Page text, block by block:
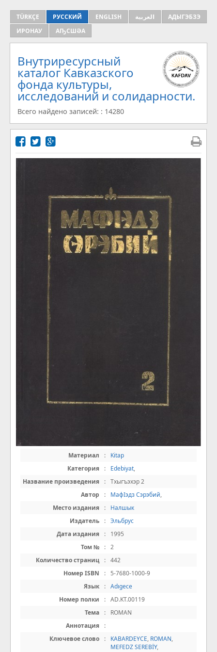
TÜRKÇE РУССКИЙ ENGLISH العربية
АДЫГЭБЗЭ
ИРОНАУ
АҦСШӘА
Внутриресурсный
каталог Кавказского
фонда культуры,
исследований и солидарности.
Всего найдено записей: : 14280
Материал :
Kitap
Категория
: Edebiyat,
Название произведения
: Тхыгъэхэр 2
Автор
: МафІэдз Сэрэбий,
Место издания
:
Налшык
Издатель
: Эльбрус
Дата издания
:
1995
Том №
: 2
Количество страниц
: 442
Номер ISBN
:
5-7680-1000-9
Язык
: Adıgece
Номер полки
: AD.KT.00119
Тема
:
ROMAN
Аннотация
:
Ключевое слово
: KABARDEYCE, ROMAN,
MEFEDZ SEREBİY,